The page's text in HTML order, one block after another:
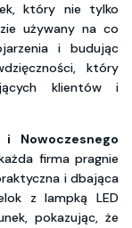
który nie tylko
używany na co
i budując
który
klientów i
Nowoczesnego
firma pragnie
i dbająca
z lampką LED
pokazując, że